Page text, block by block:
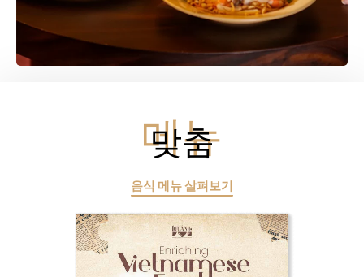
메뉴
맞춤
음식 메뉴 살펴보기